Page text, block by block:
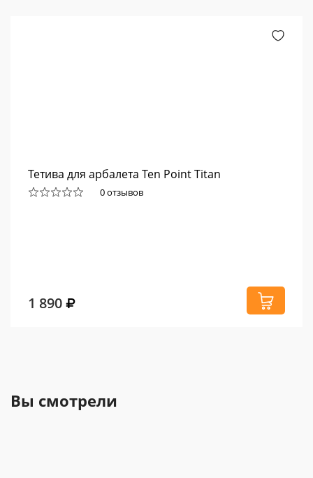
Тетива для арбалета Ten Point Titan
0 отзывов
1 890
Вы смотрели